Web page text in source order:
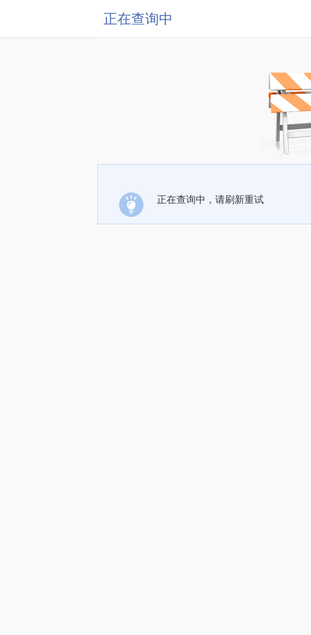
正在查询中
正在查询中，请刷新重试